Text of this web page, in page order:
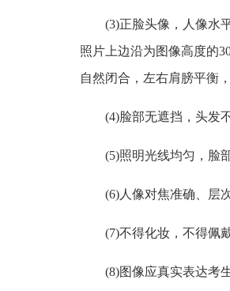
(3)正脸头像，人像水
照片上边沿为图像高度的
自然闭合，左右肩膀平衡
(4)脸部无遮挡，头发
(5)照明光线均匀，脸
(6)人像对焦准确、层
(7)不得化妆，不得佩
(8)图像应真实表达考